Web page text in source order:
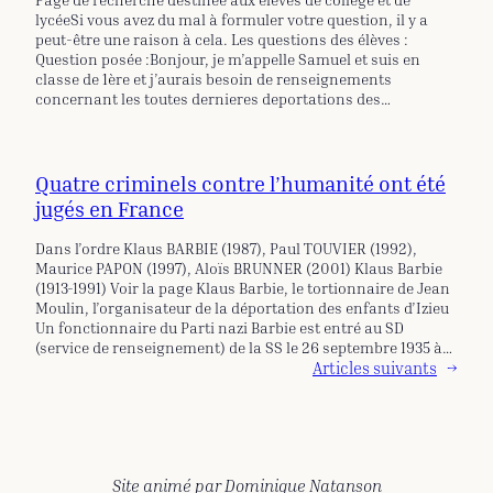
lycéeSi vous avez du mal à formuler votre question, il y a
peut-être une raison à cela. Les questions des élèves :
Question posée :Bonjour, je m’appelle Samuel et suis en
classe de 1ère et j’aurais besoin de renseignements
concernant les toutes dernieres deportations des…
Quatre criminels contre l’humanité ont été
jugés en France
Dans l’ordre Klaus BARBIE (1987), Paul TOUVIER (1992),
Maurice PAPON (1997), Aloïs BRUNNER (2001) Klaus Barbie
(1913-1991) Voir la page Klaus Barbie, le tortionnaire de Jean
Moulin, l’organisateur de la déportation des enfants d’Izieu
Un fonctionnaire du Parti nazi Barbie est entré au SD
(service de renseignement) de la SS le 26 septembre 1935 à…
Articles suivants →
Site animé par Dominique Natanson